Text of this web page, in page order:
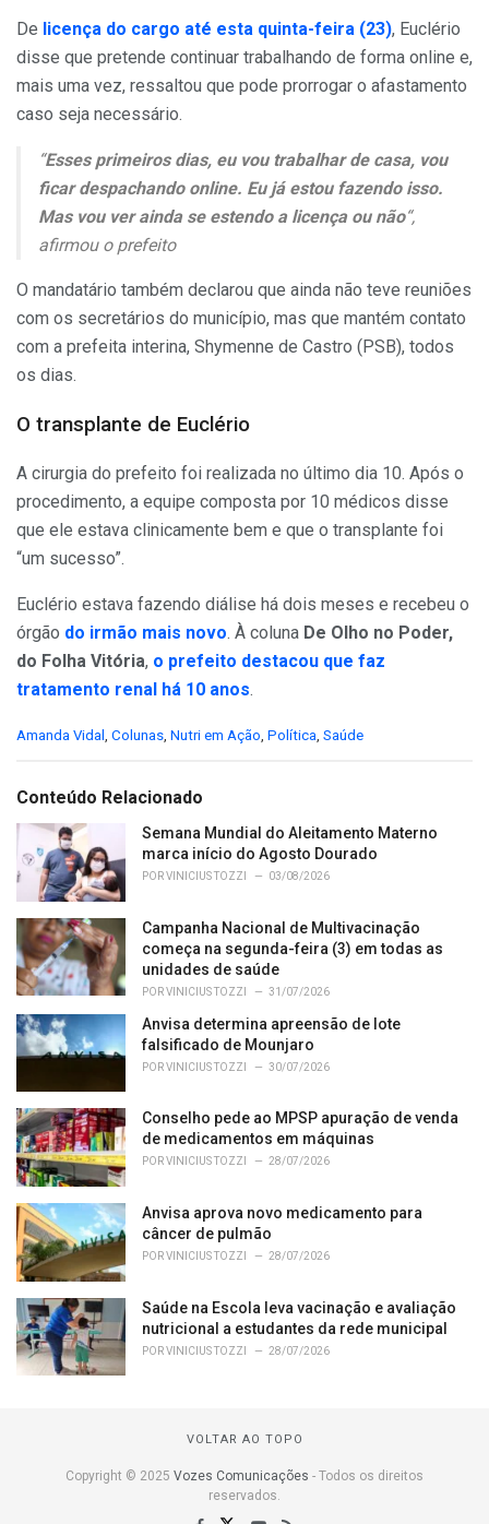
De licença do cargo até esta quinta-feira (23), Euclério
disse que pretende continuar trabalhando de forma online e,
mais uma vez, ressaltou que pode prorrogar o afastamento
caso seja necessário.
“Esses primeiros dias, eu vou trabalhar de casa, vou
ficar despachando online. Eu já estou fazendo isso.
Mas vou ver ainda se estendo a licença ou não“,
afirmou o prefeito
O mandatário também declarou que ainda não teve reuniões
com os secretários do município, mas que mantém contato
com a prefeita interina, Shymenne de Castro (PSB), todos
os dias.
O transplante de Euclério
A cirurgia do prefeito foi realizada no último dia 10. Após o
procedimento, a equipe composta por 10 médicos disse
que ele estava clinicamente bem e que o transplante foi
“um sucesso”.
Euclério estava fazendo diálise há dois meses e recebeu o
órgão do irmão mais novo. À coluna De Olho no Poder,
do Folha Vitória, o prefeito destacou que faz
tratamento renal há 10 anos.
C
e
o
i
Amanda Vidal Colunas Nutri em Ação Política Saúde
Conteúdo Relacionado
Semana Mundial do Aleitamento Materno
marca início do Agosto Dourado
PORVINICIUS TOZZI 03/08/2026
Campanha Nacional de Multivacinação
começa na segunda-feira (3) em todas as
unidades de saúde
PORVINICIUS TOZZI 31/07/2026
Anvisa determina apreensão de lote
falsificado de Mounjaro
PORVINICIUS TOZZI 30/07/2026
Conselho pede ao MPSP apuração de venda
de medicamentos em máquinas
PORVINICIUS TOZZI 28/07/2026
Anvisa aprova novo medicamento para
câncer de pulmão
PORVINICIUS TOZZI 28/07/2026
Saúde na Escola leva vacinação e avaliação
nutricional a estudantes da rede municipal
PORVINICIUS TOZZI 28/07/2026
VOLTAR AO TOPO
Copyright © 2025 Vozes Comunicações - Todos os direitos
reservados.